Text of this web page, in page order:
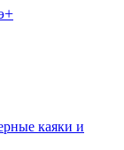
+
каяки и